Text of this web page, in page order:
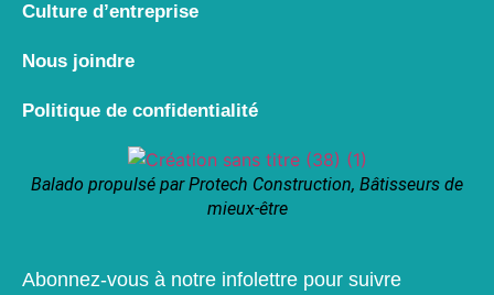
Culture d’entreprise
Nous joindre
Politique de confidentialité
Balado propulsé par Protech Construction, Bâtisseurs de
mieux-être
Abonnez-vous à notre infolettre pour suivre